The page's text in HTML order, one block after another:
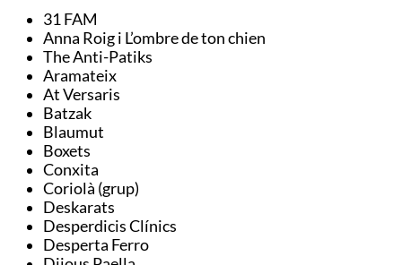
31 FAM
Anna Roig i L’ombre de ton chien
The Anti-Patiks
Aramateix
At Versaris
Batzak
Blaumut
Boxets
Conxita
Coriolà (grup)
Deskarats
Desperdicis Clínics
Desperta Ferro